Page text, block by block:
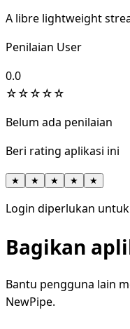
A libre lightweight
Penilaian User
0.0
☆☆☆☆☆
Belum ada penilaian
Beri rating aplikasi ini
★ ★ ★ ★ ★
Login diperlukan
Bagikan
Bantu pengguna lain
NewPipe.